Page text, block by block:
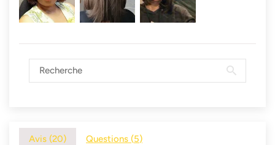
Avis (20) Questions (5)